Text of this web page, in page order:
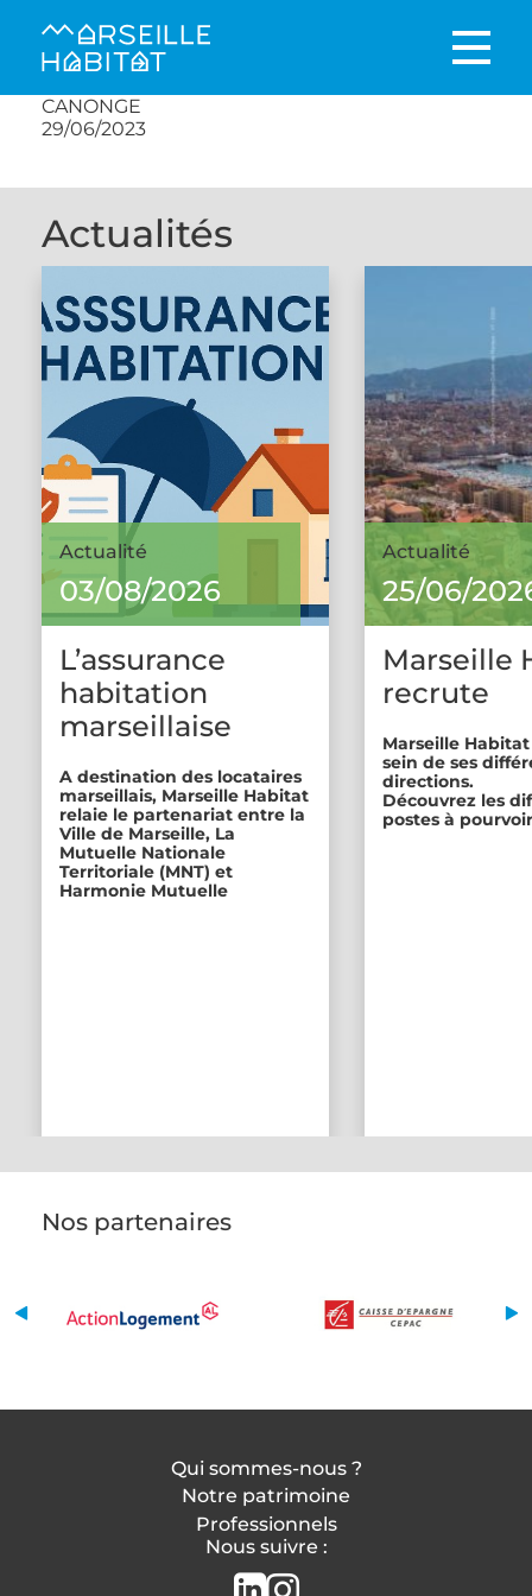
CANONGE
29/06/2023
Actualités
Actualité
03/08/2026
L’assurance
habitation
marseillaise
A destination des locataires
marseillais, Marseille Habitat
relaie le partenariat entre la
Ville de Marseille, La
Mutuelle Nationale
Territoriale (MNT) et
Harmonie Mutuelle
Actualité
25/06/
Marseille
recrute
Marseille
sein de ses
directions.
Découvrez les
postes à
Nos partenaires
Qui sommes-nous ?
Notre patrimoine
Professionnels
Nous suivre :